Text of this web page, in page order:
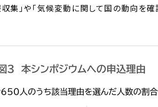
」や「気候変動に関して国の動向を確